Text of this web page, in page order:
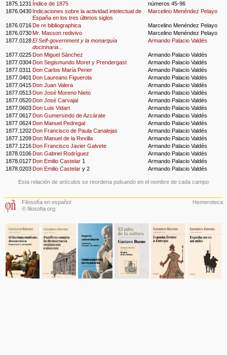
1875.1231 Índice de 1875
números 45-96
1876.0430 Indicaciones sobre la actividad intelectual de
España en los tres últimos siglos
Marcelino Menéndez Pelayo
1876.0716 De re bibliographica
Marcelino Menéndez Pelayo
1876.0730 Mr. Masson redivivo
Marcelino Menéndez Pelayo
1877.0128 El Self-government y la monarquía
doctrinaria...
Armando Palacio Valdés
1877.0225 Don Miguel Sánchez
Armando Palacio Valdés
1877.0304 Don Segismundo Moret y Prendergast
Armando Palacio Valdés
1877.0311 Don Carlos María Perier
Armando Palacio Valdés
1877.0401 Don Laureano Figuerola
Armando Palacio Valdés
1877.0415 Don Juan Valera
Armando Palacio Valdés
1877.0513 Don José Moreno Nieto
Armando Palacio Valdés
1877.0520 Don José Carvajal
Armando Palacio Valdés
1877.0603 Don Luis Vidart
Armando Palacio Valdés
1877.0617 Don Gumersindo de Azcárate
Armando Palacio Valdés
1877.0624 Don Manuel Pedregal
Armando Palacio Valdés
1877.1202 Don Francisco de Paula Canalejas
Armando Palacio Valdés
1877.1209 Don Manuel de la Revilla
Armando Palacio Valdés
1877.1216 Don Francisco Javier Galvete
Armando Palacio Valdés
1878.0106 Don Gabriel Rodríguez
Armando Palacio Valdés
1878.0127 Don Emilio Castelar1
Armando Palacio Valdés
1878.0203 Don Emilio Castelary 2 Armando Palacio Valdés
Esta relación de artículos se reordena pulsando en el nombre de cada campo
Filosofía en español
© filosofia.org
Hemeroteca